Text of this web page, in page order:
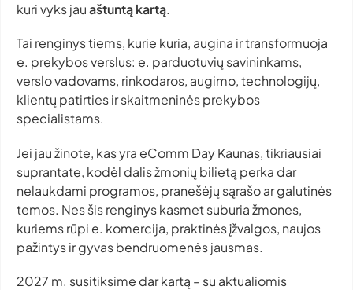
kuri vyks jauaštuntą kartą.
Tai renginys tiems, kurie kuria, augina ir transformuoja
e. prekybos verslus: e. parduotuvių savininkams,
verslo vadovams, rinkodaros, augimo, technologijų,
klientų patirties ir skaitmeninės prekybos
specialistams.
Jei jau žinote, kas yra eComm Day Kaunas, tikriausiai
suprantate, kodėl dalis žmonių bilietą perka dar
nelaukdami programos, pranešėjų sąrašo ar galutinės
temos. Nes šis renginys kasmet suburia žmones,
kuriems rūpi e. komercija, praktinės įžvalgos, naujos
pažintys ir gyvas bendruomenės jausmas.
2027 m. susitiksime dar kartą – su aktualiomis